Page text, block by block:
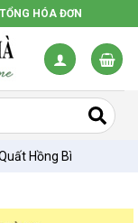
HÓA ĐƠN
Hồng Bì